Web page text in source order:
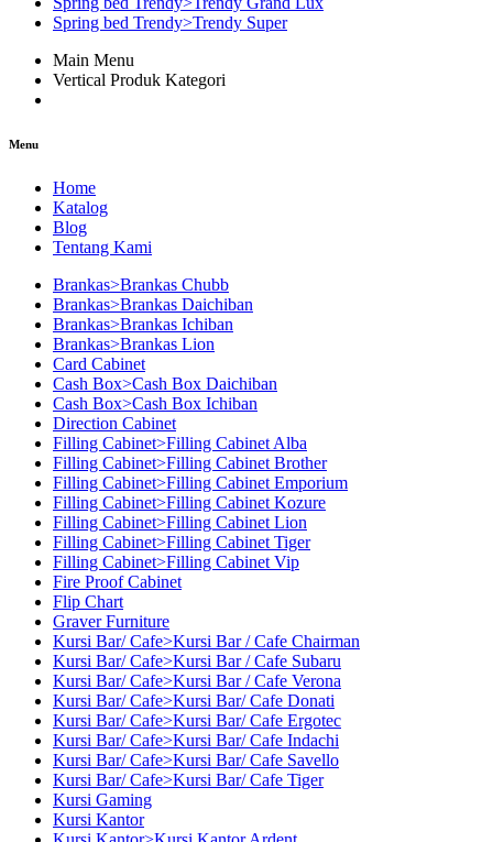
Spring bed Trendy>Trendy Super
Main Menu
Vertical Produk Kategori
Menu
Home
Katalog
Blog
Tentang Kami
Brankas>Brankas Chubb
Brankas>Brankas Daichiban
Brankas>Brankas Ichiban
Brankas>Brankas Lion
Card Cabinet
Cash Box>Cash Box Daichiban
Cash Box>Cash Box Ichiban
Direction Cabinet
Filling Cabinet>Filling Cabinet Alba
Filling Cabinet>Filling Cabinet Brother
Filling Cabinet>Filling Cabinet Emporium
Filling Cabinet>Filling Cabinet Kozure
Filling Cabinet>Filling Cabinet Lion
Filling Cabinet>Filling Cabinet Tiger
Filling Cabinet>Filling Cabinet Vip
Fire Proof Cabinet
Flip Chart
Graver Furniture
Kursi Bar/ Cafe>Kursi Bar / Cafe Chairman
Kursi Bar/ Cafe>Kursi Bar / Cafe Subaru
Kursi Bar/ Cafe>Kursi Bar / Cafe Verona
Kursi Bar/ Cafe>Kursi Bar/ Cafe Donati
Kursi Bar/ Cafe>Kursi Bar/ Cafe Ergotec
Kursi Bar/ Cafe>Kursi Bar/ Cafe Indachi
Kursi Bar/ Cafe>Kursi Bar/ Cafe Savello
Kursi Bar/ Cafe>Kursi Bar/ Cafe Tiger
Kursi Gaming
Kursi Kantor